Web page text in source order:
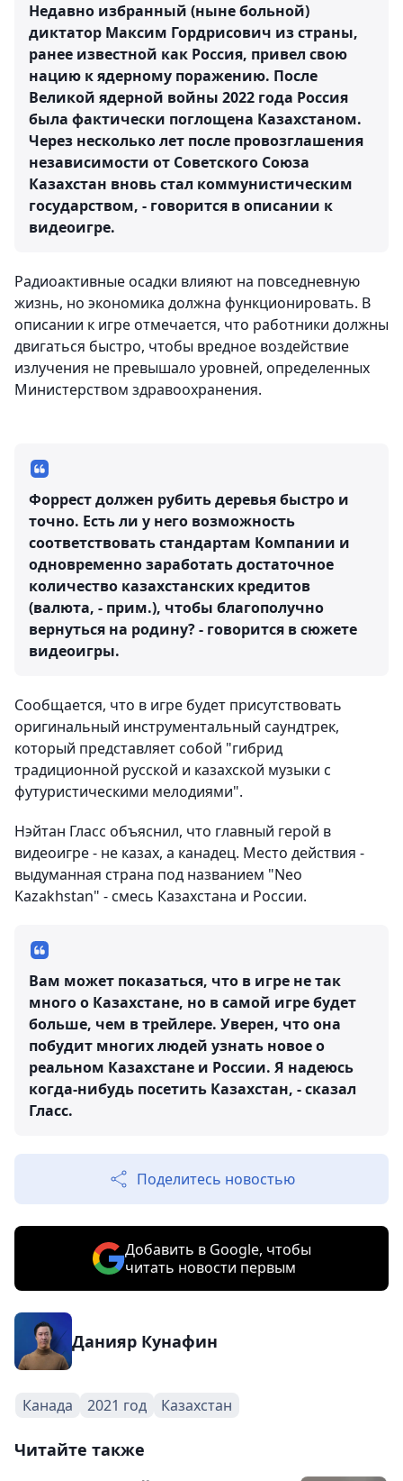
Недавно избранный (ныне больной)
диктатор Максим Гордрисович из страны,
ранее известной как Россия, привел свою
нацию к ядерному поражению. После
Великой ядерной войны 2022 года Россия
была фактически поглощена Казахстаном.
Через несколько лет после провозглашения
независимости от Советского Союза
Казахстан вновь стал коммунистическим
государством, - говорится в описании к
видеоигре.
Радиоактивные осадки влияют на повседневную
жизнь, но экономика должна функционировать. В
описании к игре отмечается, что работники должны
двигаться быстро, чтобы вредное воздействие
излучения не превышало уровней, определенных
Министерством здравоохранения.
Форрест должен рубить деревья быстро и
точно. Есть ли у него возможность
соответствовать стандартам Компании и
одновременно заработать достаточное
количество казахстанских кредитов
(валюта, - прим.), чтобы благополучно
вернуться на родину? - говорится в сюжете
видеоигры.
Сообщается, что в игре будет присутствовать
оригинальный инструментальный саундтрек,
который представляет собой "гибрид
традиционной русской и казахской музыки с
футуристическими мелодиями".
Нэйтан Гласс объяснил, что главный герой в
видеоигре - не казах, а канадец. Место действия -
выдуманная страна под названием "Neo
Kazakhstan" - смесь Казахстана и России.
Вам может показаться, что в игре не так
много о Казахстане, но в самой игре будет
больше, чем в трейлере. Уверен, что она
побудит многих людей узнать новое о
реальном Казахстане и России. Я надеюсь
когда-нибудь посетить Казахстан, - сказал
Гласс.
Поделитесь новостью
Добавить в Google, чтобы
читать новости первым
Данияр Кунафин
Канада 2021 год Казахстан
Читайте также